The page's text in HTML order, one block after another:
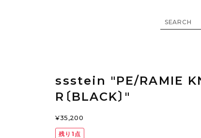
ssstein "PE/RAMIE
R〔BLACK〕"
¥35,200
残り1点